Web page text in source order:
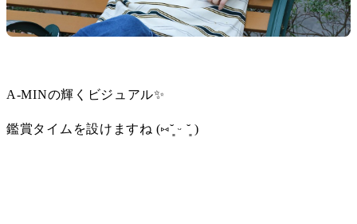
A-MINの輝くビジュアル✨
鑑賞タイムを設けますね (⑅˘͈ ᵕ ˘͈ )